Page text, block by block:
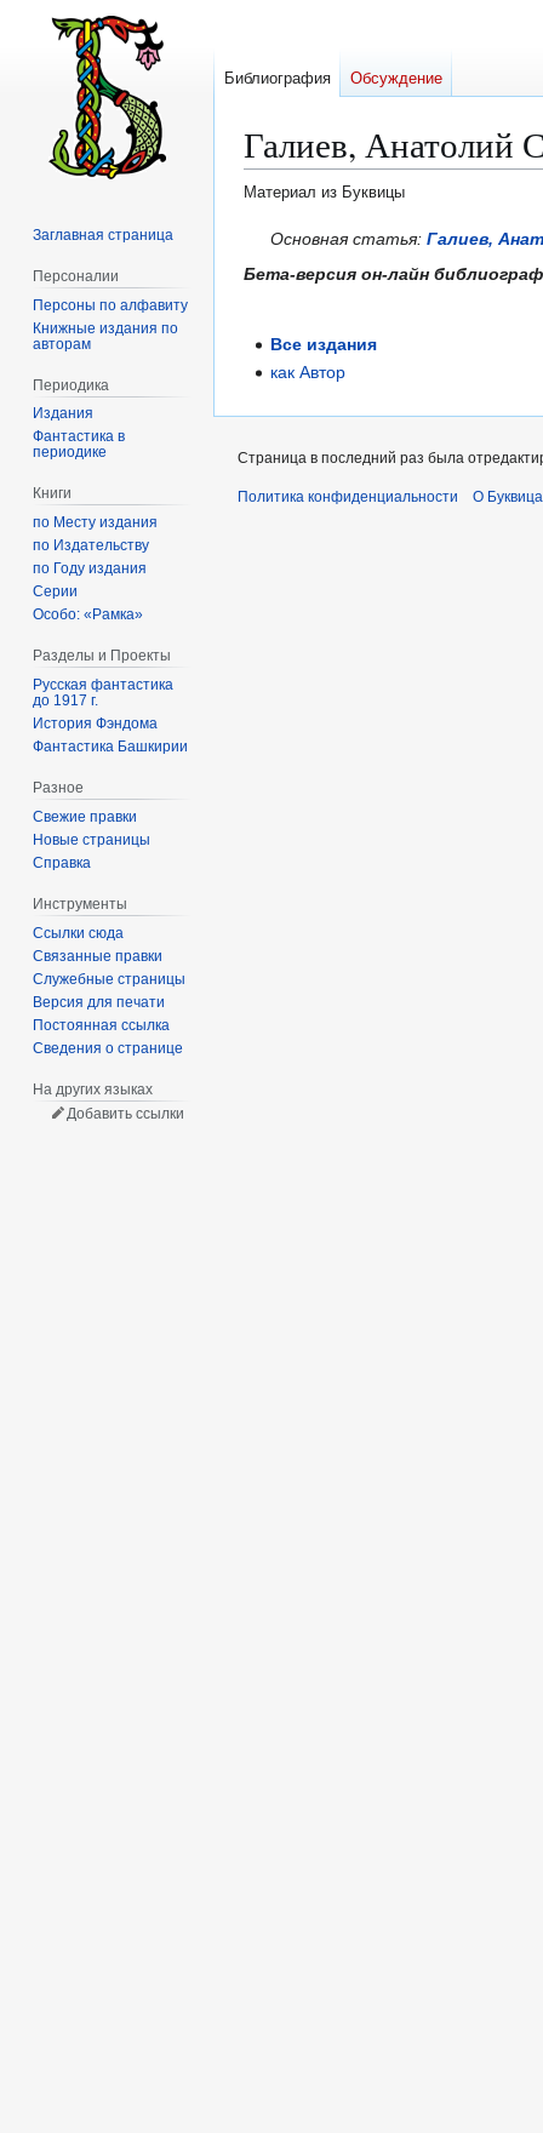
Галиев, Анатолий
Материал из Буквицы
Перейти
к
Перейти
к
Основная статья:Галиев,
Бета-версия он-лайн
Все издания
как Автор
Библиография Обсуждение
Заглавная страница
Персоналии
Персоны по алфавиту
Книжные издания по
авторам
Периодика
Издания
Фантастика в
периодике
Книги
по Месту издания
по Издательству
по Году издания
Серии
Особо: «Рамка»
Разделы и Проекты
Русская фантастика
до 1917 г.
История Фэндома
Фантастика Башкирии
Разное
Свежие правки
Новые страницы
Справка
Инструменты
Ссылки сюда
Связанные правки
Служебные страницы
Версия для печати
Постоянная ссылка
Сведения о странице
На других языках
Добавить ссылки
Страница в последний раз была
Политика конфиденциальности О Буквица